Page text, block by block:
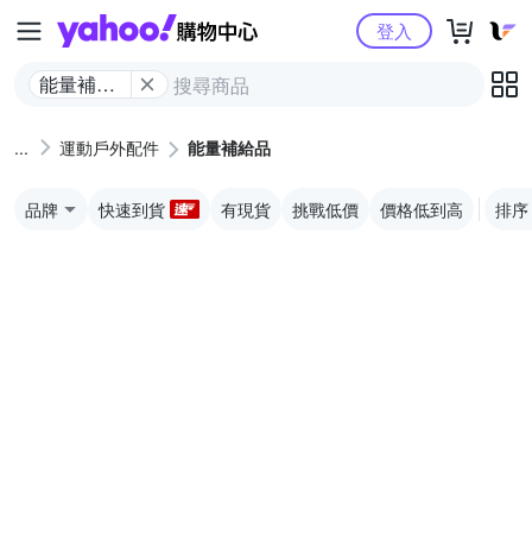
Yahoo購物中心
能量補給
登入
運動戶外配件 能量補給品
品牌 快速到貨 有現貨 挑戰低價 價格低到高 排序